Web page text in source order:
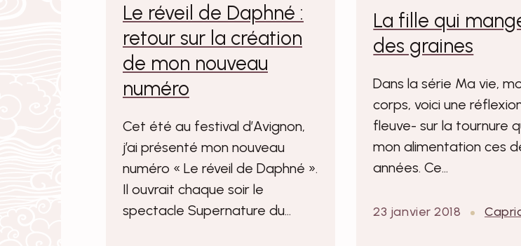
Le réveil de Daphné :
retour sur la création
de mon nouveau
numéro
Cet été au festival d’Avignon,
j’ai présenté mon nouveau
numéro « Le réveil de Daphné ».
Il ouvrait chaque soir le
spectacle Supernature du…
La fille qui
des graines
Dans la série Ma vie,
corps, voici une
fleuve- sur la tournure
mon alimentation ces
années. Ce…
23 janvier 2018